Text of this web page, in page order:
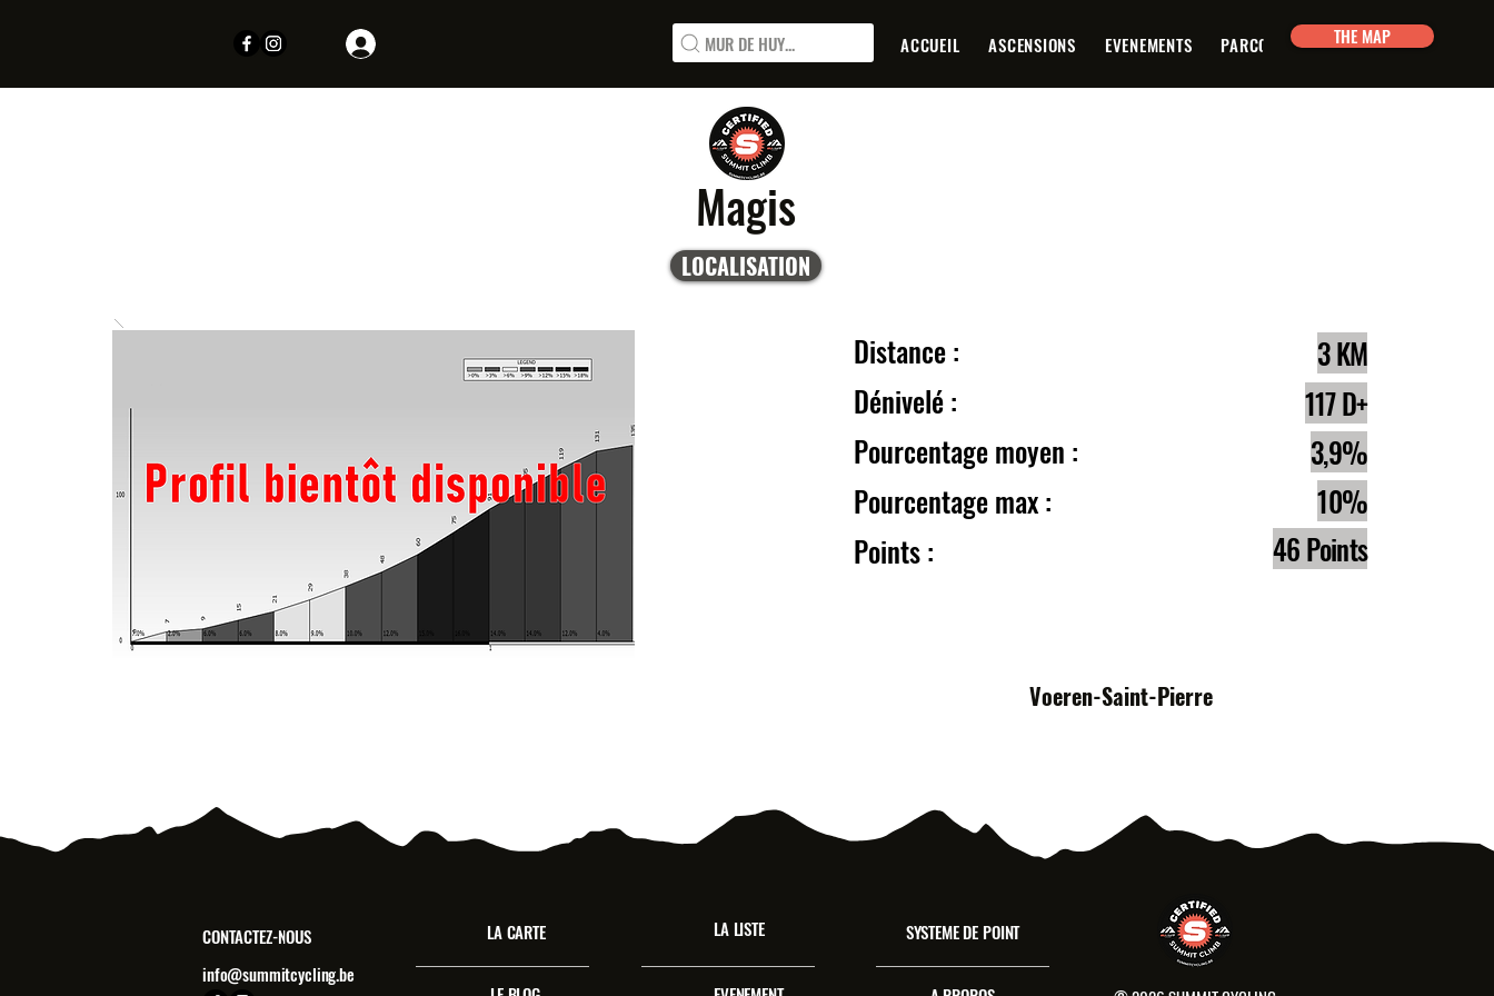
MUR DE HUY... ACCUEIL ASCENSIONS EVENEMENTS PARCOURS PLANIFICATEUR
THE MAP
Magis
LOCALISATION
Distance :
Dénivelé :
Pourcentage moyen :
Pourcentage max :
Points :
3 KM
117 D+
3,9%
10%
46 Points
Voeren-Saint-Pierre
CONTACTEZ-NOUS
info@summitcycling.be
LA CARTE LA LISTE SYSTEME DE POINT